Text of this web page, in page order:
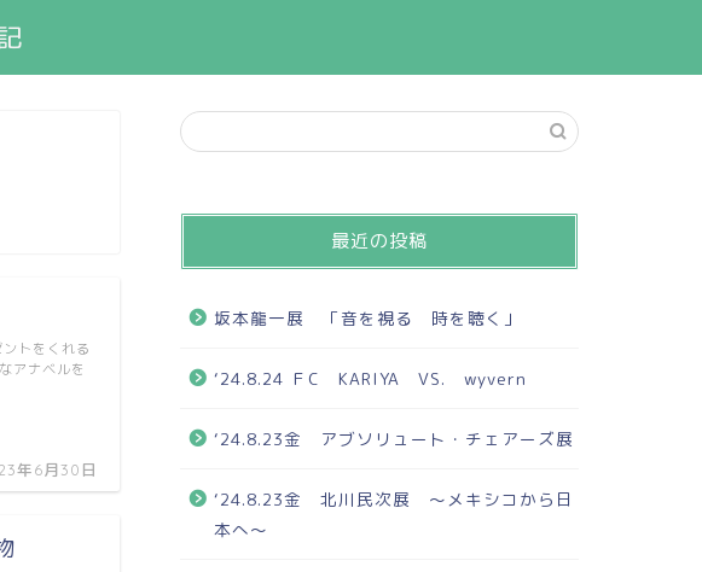
年6月30日
トをくれる
アナベルを
最近の投稿
坂本龍一展 「音を視る 時を聴く」
‘24.8.24 ＦC KARIYA VS. wyvern
‘24.8.23金 アブソリュート・チェアーズ展
‘24.8.23金 北川民次展 ～メキシコから日
本へ～